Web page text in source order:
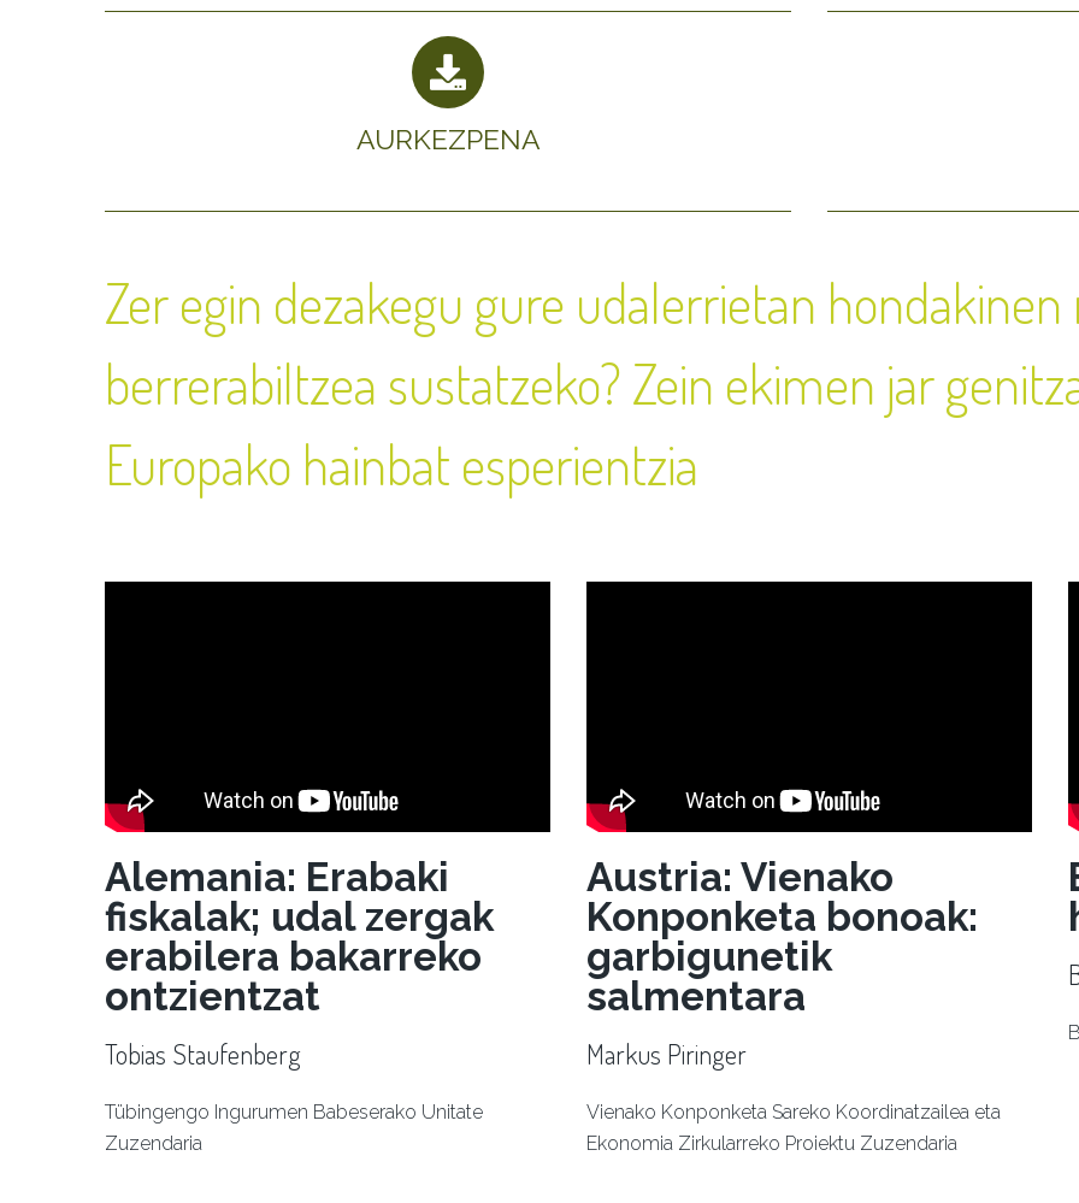
AURKEZPENA
Zer egin dezakegu gure udalerrietan
berrerabiltzea sustatzeko? Zein ekimen jar
Europako hainbat esperientzia
Alemania: Erabaki
fiskalak; udal zergak
erabilera bakarreko
ontzientzat
Tobias Staufenberg
Tübingengo Ingurumen Babeserako Unitate
Zuzendaria
Austria: Vienako
Konponketa bonoak:
garbigunetik
salmentara
Markus Piringer
Vienako Konponketa Sareko Koordinatzailea eta
Ekonomia Zirkularreko Proiektu Zuzendaria